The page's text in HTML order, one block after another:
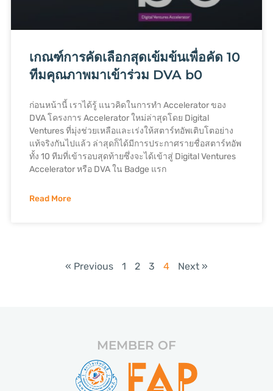
เกณฑ์การคัดเลือกสุดเข้มข้นเพื่อคัด 10
ทีมคุณภาพมาเข้าร่วม DVA b0
ก่อนหน้านี้ เราได้รู้ แนวคิดในการทำ Accelerator ของ
DVA โครงการ Accelerator ใหม่ล่าสุดโดย Digital
Ventures ที่มุ่งช่วยเหลือและเร่งให้สตาร์ทอัพเติบโตอย่าง
แท้จริงกันไปแล้ว ล่าสุดก็ได้มีการประกาศรายชื่อสตาร์ทอัพ
ทั้ง 10 ทีมที่เข้ารอบสุดท้ายซึ่งจะได้เข้าสู่ Digital Ventures
Accelerator หรือ DVA ใน Badge แรก
Read More
« Previous 1 2 3 4 Next »
MEMBER OF